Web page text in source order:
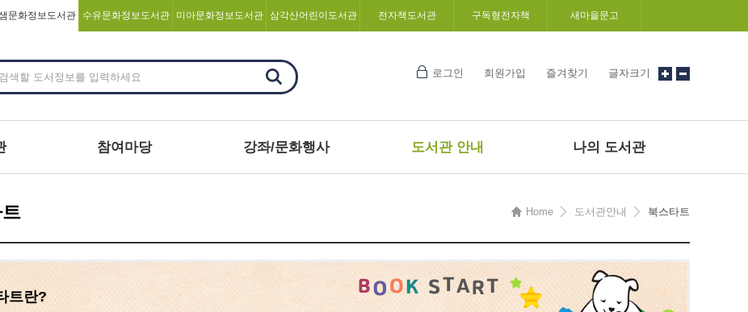
문화정보도서관 수유문화정보도서관 미아문화정보도서관 삼각산어린이도서관 전자책도서관 구독형전자책 새마을문고
로그인 회원가입 즐겨찾기 글자크기
참여마당 강좌/문화행사 도서관 안내 나의 도서관
Home 도서관안내 북스타트
트란?